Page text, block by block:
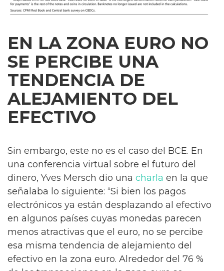
EN LA ZONA EURO NO
SE PERCIBE UNA
TENDENCIA DE
ALEJAMIENTO DEL
EFECTIVO
Sin embargo, este no es el caso del BCE. En
una conferencia virtual sobre el futuro del
dinero, Yves Mersch dio una charla en la que
señalaba lo siguiente: “Si bien los pagos
electrónicos ya están desplazando al efectivo
en algunos países cuyas monedas parecen
menos atractivas que el euro, no se percibe
esa misma tendencia de alejamiento del
efectivo en la zona euro. Alrededor del 76 %